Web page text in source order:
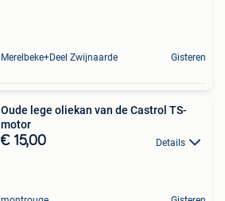
Merelbeke+Deel Zwijnaarde Gisteren
Oude lege oliekan van de Castrol TS-
motor
€ 15,00 Details